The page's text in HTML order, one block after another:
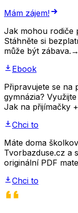
Mám zájem!
Jak mohou rodiče
Stáhněte si
může být zábava. →
Ebook
Připravujete se na
gymnázia?
Jak na přijímačky
Chci to
Máte doma
Tvorbazduse.cz a
originální PDF
Chci to